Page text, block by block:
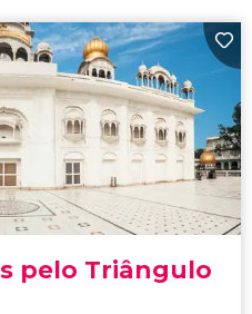
pelo Triângulo